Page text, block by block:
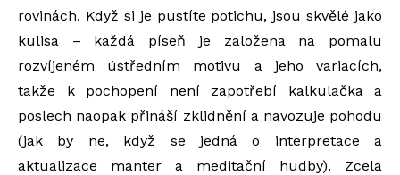
rovinách. Když si je pustíte potichu, jsou skvělé jako
kulisa – každá píseň je založena na pomalu
rozvíjeném ústředním motivu a jeho variacích,
takže k pochopení není zapotřebí kalkulačka a
poslech naopak přináší zklidnění a navozuje pohodu
(jak by ne, když se jedná o interpretace a
aktualizace manter a meditační hudby). Zcela